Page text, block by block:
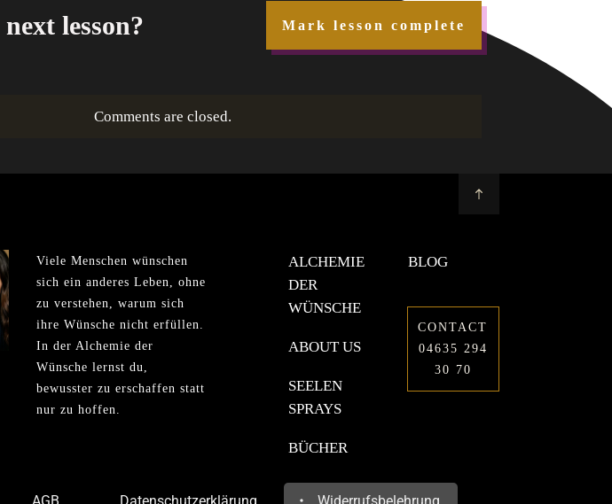
next lesson? Mark lesson complete
Comments are closed.
Viele Menschen wünschen
sich ein anderes Leben, ohne
zu verstehen, warum sich
ihre Wünsche nicht erfüllen.
In der Alchemie der
Wünsche lernst du,
bewusster zu erschaffen statt
nur zu hoffen.
ALCHEMIE
DER
WÜNSCHE
ABOUT US
SEELEN
SPRAYS
BÜCHER
BLOG
CONTACT
04635 294
30 70